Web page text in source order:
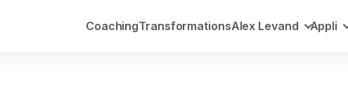
CoachingTransformationsAlex Levand Appli